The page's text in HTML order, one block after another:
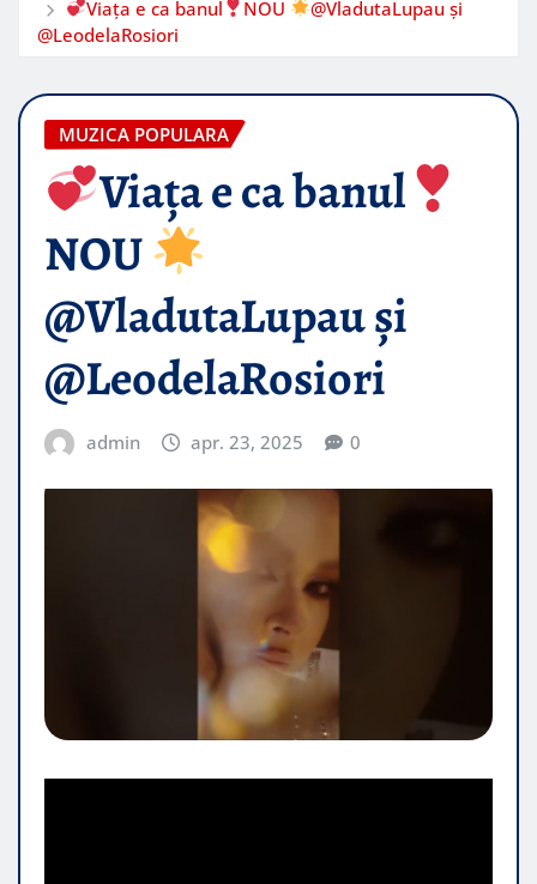
Viața e ca banul
NOU
@VladutaLupau și
@LeodelaRosiori
MUZICA POPULARA
Viața e ca banul
NOU
@VladutaLupau și
@LeodelaRosiori
admin apr. 23, 2025 0